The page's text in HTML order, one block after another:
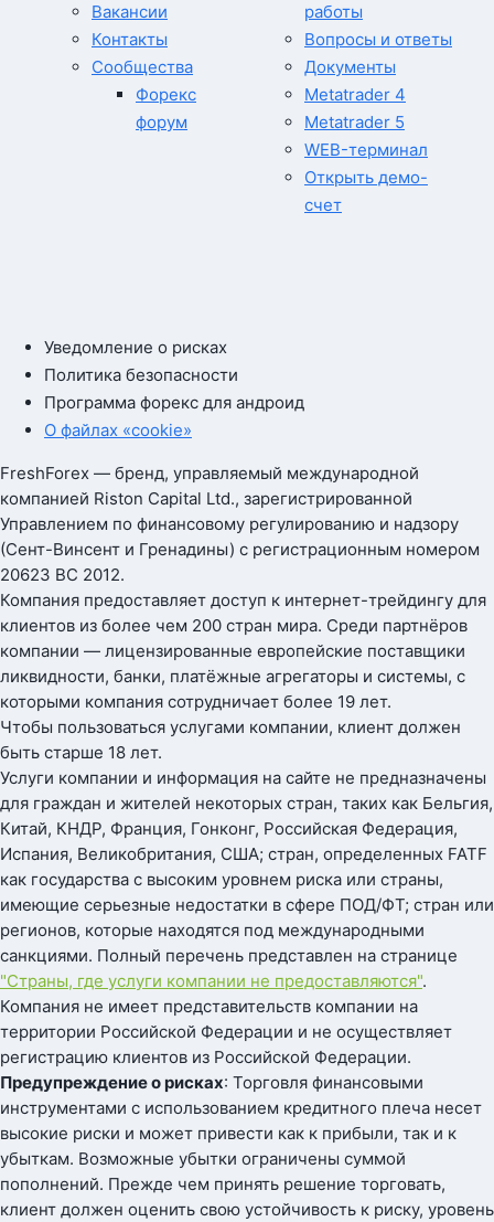
Вакансии
Контакты
Сообщества
Форекс
форум
работы
Вопросы и ответы
Документы
Metatrader 4
Metatrader 5
WEB-терминал
Открыть демо-
счет
Уведомление о рисках
Политика безопасности
Программа форекс для андроид
О файлах «cookie»
FreshForex — бренд, управляемый международной
компанией Riston Capital Ltd., зарегистрированной
Управлением по финансовому регулированию и надзору
(Сент-Винсент и Гренадины) с регистрационным номером
20623 BC 2012.
Компания предоставляет доступ к интернет-трейдингу для
клиентов из более чем 200 стран мира. Среди партнёров
компании — лицензированные европейские поставщики
ликвидности, банки, платёжные агрегаторы и системы, с
которыми компания сотрудничает более 19 лет.
Чтобы пользоваться услугами компании, клиент должен
быть старше 18 лет.
Услуги компании и информация на сайте не предназначены
для граждан и жителей некоторых стран, таких как Бельгия,
Китай, КНДР, Франция, Гонконг, Российская Федерация,
Испания, Великобритания, США; стран, определенных FATF
как государства с высоким уровнем риска или страны,
имеющие серьезные недостатки в сфере ПОД/ФТ; стран или
регионов, которые находятся под международными
санкциями. Полный перечень представлен на странице
"Страны, где услуги компании не предоставляются".
Компания не имеет представительств компании на
территории Российской Федерации и не осуществляет
регистрацию клиентов из Российской Федерации.
Предупреждение о рисках: Торговля финансовыми
инструментами с использованием кредитного плеча несет
высокие риски и может привести как к прибыли, так и к
убыткам. Возможные убытки ограничены суммой
пополнений. Прежде чем принять решение торговать,
клиент должен оценить свою устойчивость к риску, уровень